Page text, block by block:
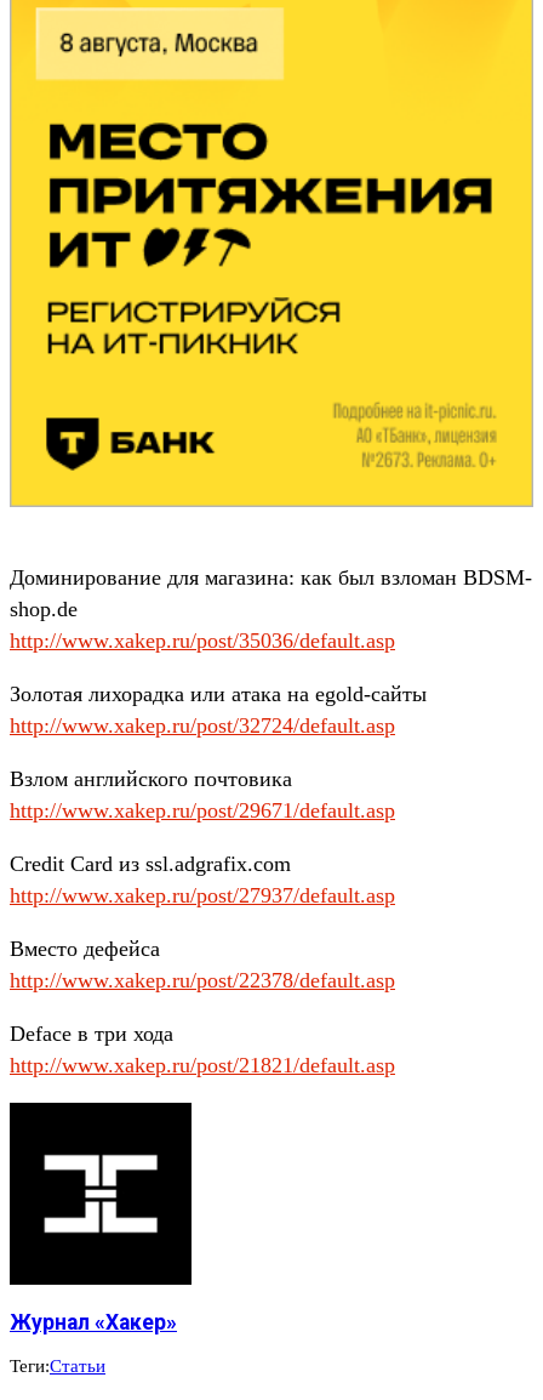
Доминирование для магазина: как был взломан BDSM-
shop.de
http://www.xakep.ru/post/35036/default.asp
Золотая лихорадка или атака на egold-сайты
http://www.xakep.ru/post/32724/default.asp
Взлом английского почтовика
http://www.xakep.ru/post/29671/default.asp
Credit Card из ssl.adgrafix.com
http://www.xakep.ru/post/27937/default.asp
Вместо дефейса
http://www.xakep.ru/post/22378/default.asp
Deface в три хода
http://www.xakep.ru/post/21821/default.asp
Журнал «Хакер»
Теги:Статьи